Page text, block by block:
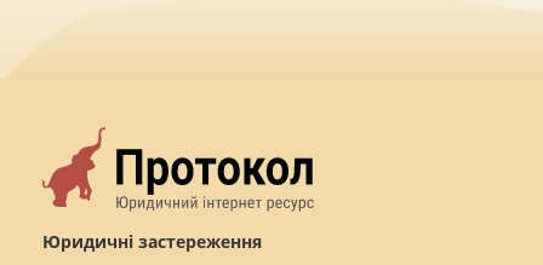
Юридичні застереження